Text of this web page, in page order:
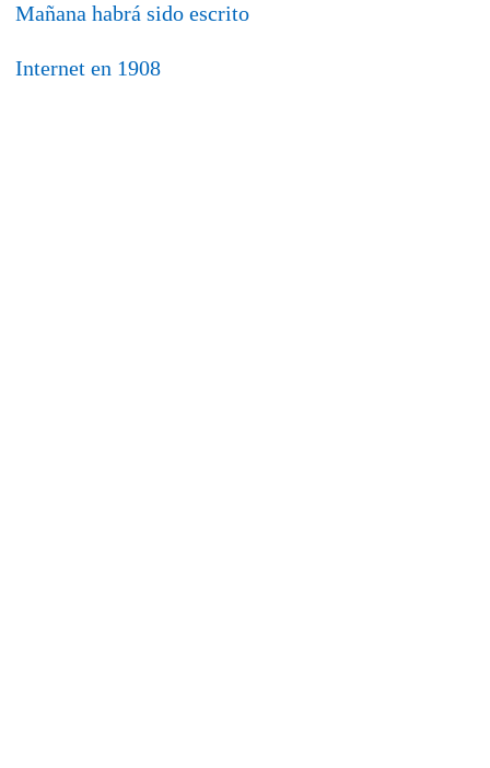
Mañana habrá sido escrito
Internet en 1908